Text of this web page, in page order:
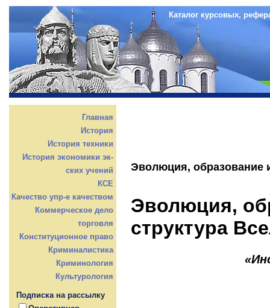
Каталог курсовых,
Главная
История
История техники
История экономики эк-
ских учений
КСЕ
Качество упр-е качеством
Коммерческое дело
торговля
Конституционное право
Криминалистика
Криминология
Культурология
Подписка на рассылку
Эволюция, образование
Эволюция,
структура